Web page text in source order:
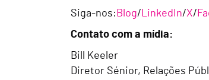
Siga-nos: Blog/ LinkedIn/X/
Contato com a mídia:
Bill Keeler
Diretor Sénior, Relações